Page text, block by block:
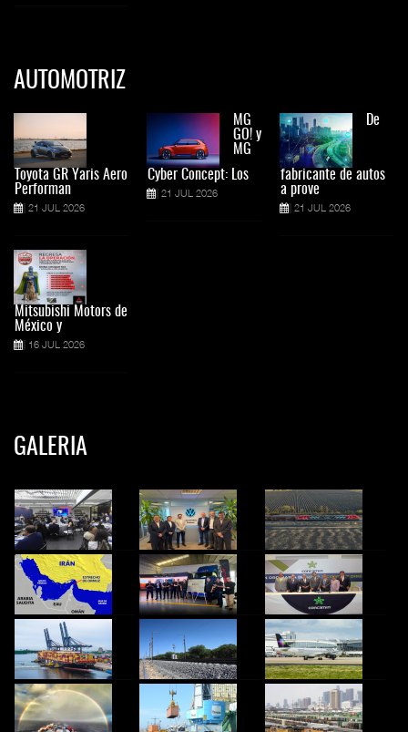
AUTOMOTRIZ
Toyota GR Yaris Aero
Performan
21 JUL 2026
Mitsubishi Motors de
México y
16 JUL 2026
MG
GO! y
MG
Cyber Concept: Los
21 JUL 2026
De
fabricante de autos
a prove
21 JUL 2026
GALERIA